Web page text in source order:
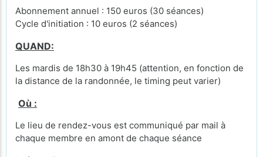
Abonnement annuel : 150 euros (30 séances)
Cycle d'initiation : 10 euros (2 séances)
QUAND:
Les mardis de 18h30 à 19h45 (attention, en fonction de
la distance de la randonnée, le timing peut varier)
Où :
Le lieu de rendez-vous est communiqué par mail à
chaque membre en amont de chaque séance